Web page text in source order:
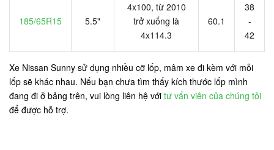
185/65R15 5.5"
4x100, từ 2010
trở xuống là
4x114.3
60.1
38
-
42
Xe Nissan Sunny sử dụng nhiều cỡ lốp, mâm xe đi kèm với mỗi
lốp sẽ khác nhau. Nếu bạn chưa tìm thấy kích thước lốp mình
đang đi ở bảng trên, vui lòng liên hệ với tư vấn viên của chúng tôi
để được hỗ trợ.